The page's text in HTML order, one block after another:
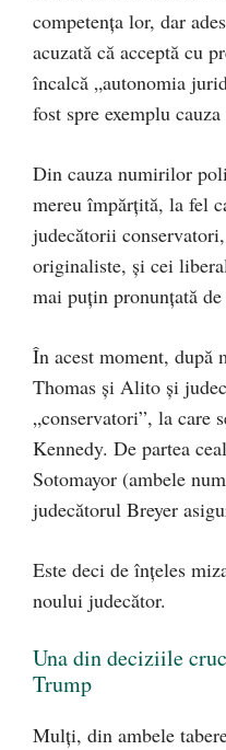
competența lor, dar
acuzată că acceptă cu
încalcă „autonomia
fost spre exemplu cauza
Din cauza numirilor
mereu împărțită, la fel
judecătorii
originaliste, și cei
mai puțin pronunțată
În acest moment, după
Thomas şi Alito și
„conservatori”, la care
Kennedy. De partea
Sotomayor (ambele
judecătorul Breyer
Este deci de înțeles
noului judecător.
Una din deciziile
Trump
Mulți, din ambele